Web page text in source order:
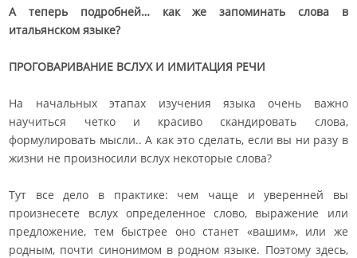
А теперь подробней… как же запоминать слова в
итальянском языке?
ПРОГОВАРИВАНИЕ ВСЛУХ И ИМИТАЦИЯ РЕЧИ
На начальных этапах изучения языка очень важно
научиться четко и красиво скандировать слова,
формулировать мысли.. А как это сделать, если вы ни разу в
жизни не произносили вслух некоторые слова?
Тут все дело в практике: чем чаще и уверенней вы
произнесете вслух определенное слово, выражение или
предложение, тем быстрее оно станет «вашим», или же
родным, почти синонимом в родном языке. Поэтому здесь,